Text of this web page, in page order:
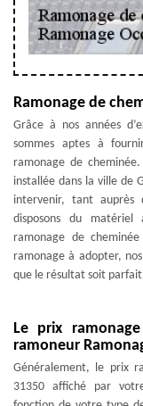
Ramonage de
Grâce à nos années
sommes aptes à
ramonage de
installée dans la ville de
intervenir, tant auprès
disposons du
ramonage de
ramonage à adopter,
que le résultat soit
Le prix
ramoneur
Généralement, le prix
31350 affiché par